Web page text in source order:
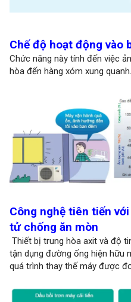
Chế độ hoạt động vào
Chức năng này tính đến việc
hòa đến hàng xóm xung quanh.
Công nghệ tiên tiến
tử chống ăn mòn
Thiết bị trung hòa axit và độ
tận dụng đường ống hiện hữu
quá trình thay thế máy được